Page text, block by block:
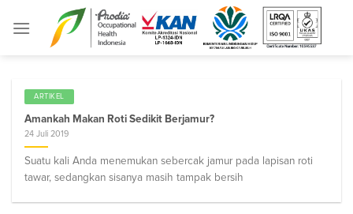
ARTIKEL
Amankah Makan Roti Sedikit Berjamur?
24 Juli 2019
Suatu kali Anda menemukan sebercak jamur pada lapisan roti
tawar, sedangkan sisanya masih tampak bersih